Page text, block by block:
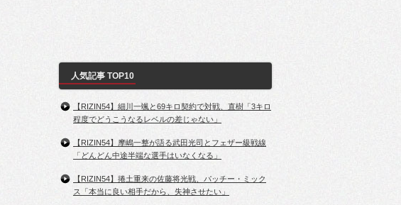
人気記事 TOP10
【RIZIN54】細川一颯と69キロ契約で対戦、直樹「3キロ
程度でどうこうなるレベルの差じゃない」
【RIZIN54】摩嶋一整が語る武田光司とフェザー級戦線
「どんどん中途半端な選手はいなくなる」
【RIZIN54】捲土重来の佐藤将光戦、パッチー・ミック
ス「本当に良い相手だから、失神させたい」